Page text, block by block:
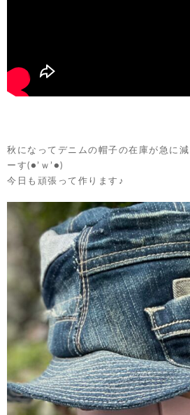
秋になってデニムの帽子の在庫が急に
ーす(●’ｗ’●)
今日も頑張って作ります♪